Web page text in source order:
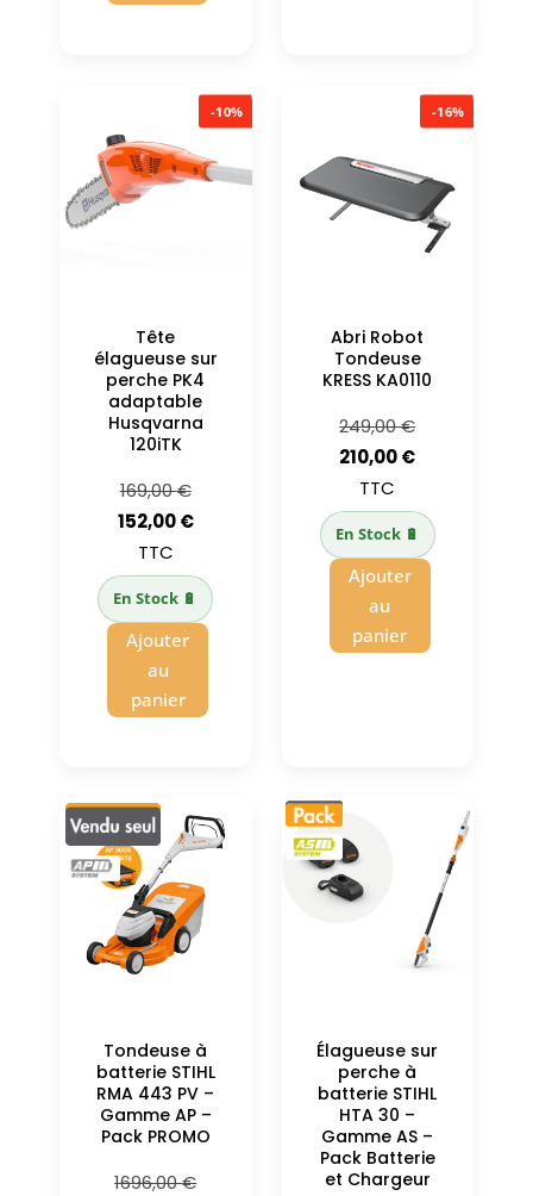
-10%
Tête
élagueuse sur
perche PK4
adaptable
Husqvarna
120iTK
169,00€Le
prix
était :
169,00 €.
152,00€Le
actuel
est :
TTC
En Stock 🔋
Ajouter
au
panier
-16%
Abri Robot
Tondeuse
KRESS KA0110
249,00€Le
prix
était :
249,00 €.
210,00€Le
actuel
est :
TTC
En Stock 🔋
Ajouter
au
panier
Tondeuse à
batterie STIHL
RMA 443 PV –
Gamme AP –
Pack PROMO
1696,00€Le
Élagueuse sur
perche à
batterie STIHL
HTA 30 –
Gamme AS –
Pack Batterie
et Chargeur